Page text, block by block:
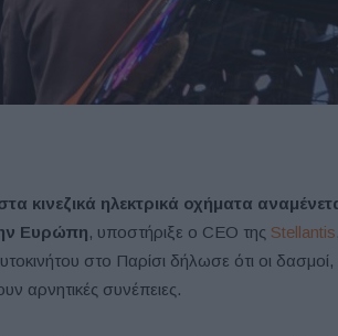
κινεζικά ηλεκτρικά οχήματα
Ευρώπη, υποστήριξε ο CEO της Stellantis
στο Παρίσι δήλωσε ότι οι δασμοί,
αρνητικές συνέπειες.